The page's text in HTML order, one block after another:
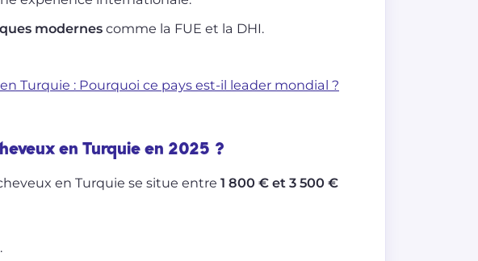
modernes comme la FUE et la DHI.
Turquie : Pourquoi ce pays est-il leader mondial ?
en Turquie en 2025 ?
en Turquie se situe entre 1 800 € et 3 500 €